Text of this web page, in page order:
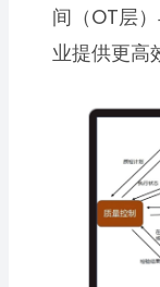
间（OT层
业提供更高